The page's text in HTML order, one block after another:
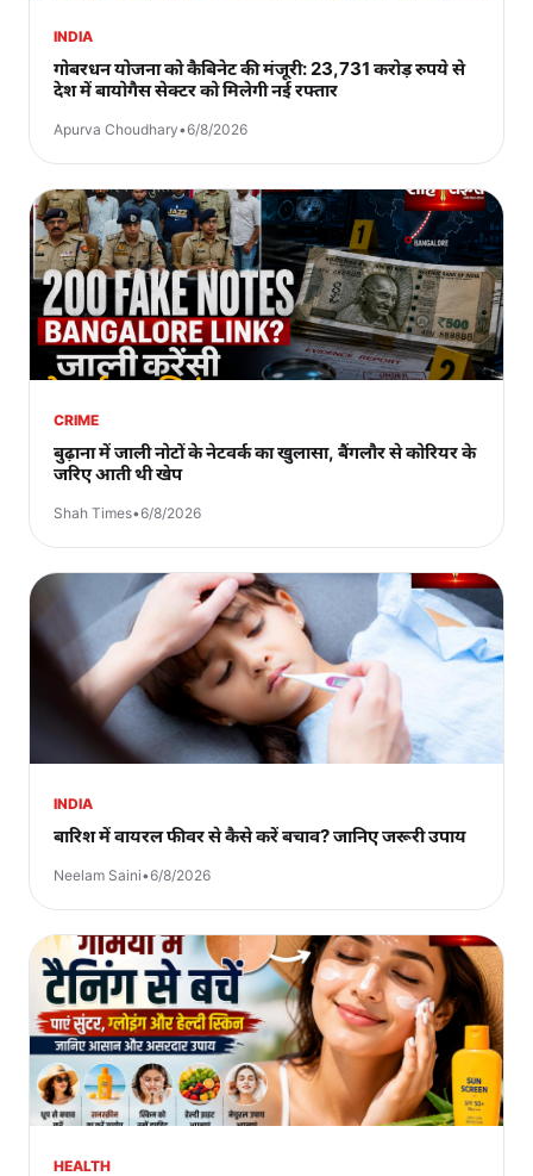
INDIA
गोबरधन योजना को कैबिनेट की मंजूरी: 23,731 करोड़ रुपये से
देश में बायोगैस सेक्टर को मिलेगी नई रफ्तार
Apurva Choudhary•6/8/2026
CRIME
बुढ़ाना में जाली नोटों के नेटवर्क का खुलासा, बैंगलौर से कोरियर के
जरिए आती थी खेप
Shah Times•6/8/2026
INDIA
बारिश में वायरल फीवर से कैसे करें बचाव? जानिए जरूरी उपाय
Neelam Saini•6/8/2026
HEALTH